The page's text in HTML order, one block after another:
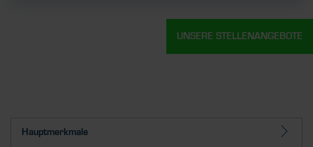
Hauptmerkmale
UNSERE STELLENANGEBOTE